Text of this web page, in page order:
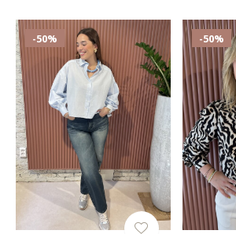
-50% -50%